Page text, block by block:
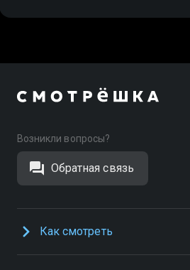
Возникли вопросы?
Обратная связь
Как смотреть